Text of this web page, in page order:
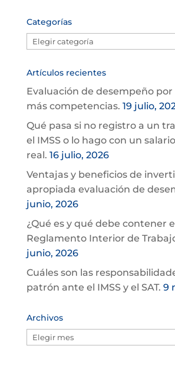
Categorías
Categorías
Artículos recientes
Evaluación de desempeño
más competencias. 19 julio,
Qué pasa si no registro a un
el IMSS o lo hago con un
real. 16 julio, 2026
Ventajas y beneficios de
apropiada evaluación de
junio, 2026
¿Qué es y qué debe contener
Reglamento Interior de
junio, 2026
Cuáles son las
patrón ante el IMSS y el SAT. 9
Archivos
Archivos